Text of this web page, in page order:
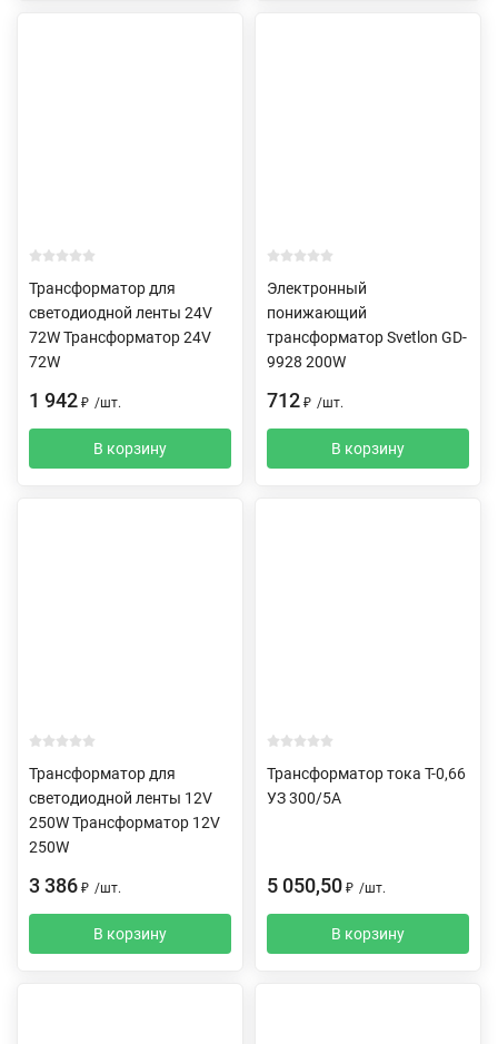
Трансформатор для
светодиодной ленты 24V
72W Трансформатор 24V
72W
1 942 ₽ /шт.
В корзину
Электронный
понижающий
трансформатор Svetlon GD-
9928 200W
712 ₽ /шт.
В корзину
Трансформатор для
светодиодной ленты 12V
250W Трансформатор 12V
250W
3 386 ₽ /шт.
В корзину
Трансформатор тока Т-0,66
УЗ 300/5А
5 050,50 ₽ /шт.
В корзину